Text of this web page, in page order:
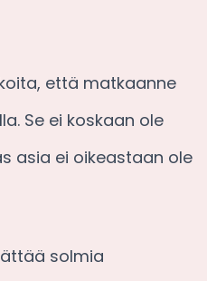
että matkaanne
Se ei koskaan ole
asia ei oikeastaan ole
solmia